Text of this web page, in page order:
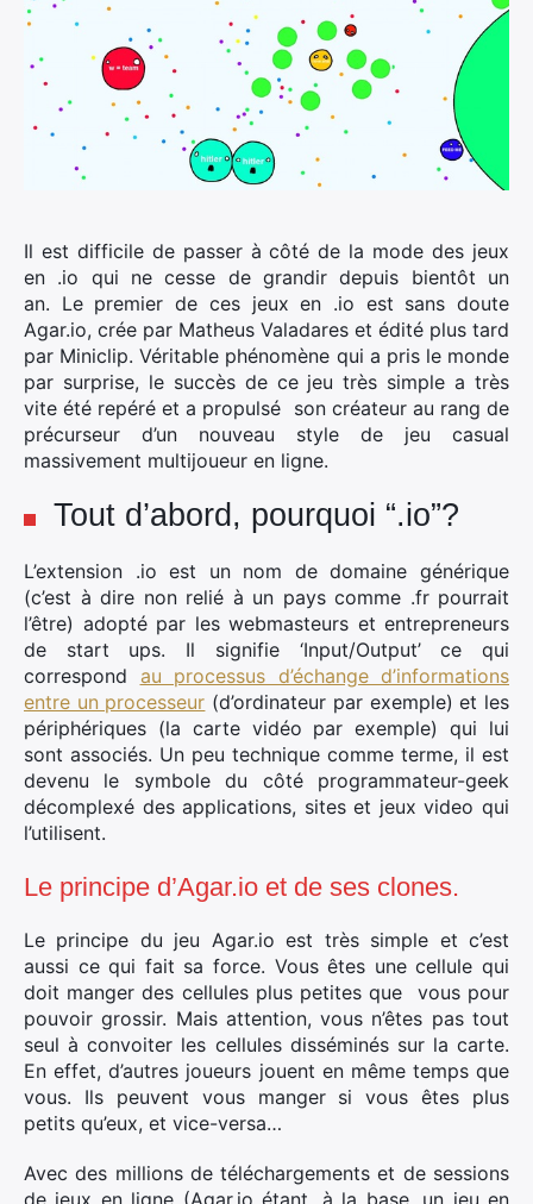
Il est difficile de passer à côté de la mode des jeux
en .io qui ne cesse de grandir depuis bientôt un
an. Le premier de ces jeux en .io est sans doute
Agar.io, crée par Matheus Valadares et édité plus tard
par Miniclip. Véritable phénomène qui a pris le monde
par surprise, le succès de ce jeu très simple a très
vite été repéré et a propulsé son créateur au rang de
précurseur d’un nouveau style de jeu casual
massivement multijoueur en ligne.
Tout d’abord, pourquoi “.io”?
L’extension .io est un nom de domaine générique
(c’est à dire non relié à un pays comme .fr pourrait
l’être) adopté par les webmasteurs et entrepreneurs
de start ups. Il signifie ‘Input/Output’ ce qui
correspond au processus d’échange d’informations
entre un processeur (d’ordinateur par exemple) et les
périphériques (la carte vidéo par exemple) qui lui
sont associés. Un peu technique comme terme, il est
devenu le symbole du côté programmateur-geek
décomplexé des applications, sites et jeux video qui
l’utilisent.
Le principe d’Agar.io et de ses clones.
Le principe du jeu Agar.io est très simple et c’est
aussi ce qui fait sa force. Vous êtes une cellule qui
doit manger des cellules plus petites que vous pour
pouvoir grossir. Mais attention, vous n’êtes pas tout
seul à convoiter les cellules disséminés sur la carte.
En effet, d’autres joueurs jouent en même temps que
vous. Ils peuvent vous manger si vous êtes plus
petits qu’eux, et vice-versa…
Avec des millions de téléchargements et de sessions
de jeux en ligne (Agar.io étant, à la base, un jeu en